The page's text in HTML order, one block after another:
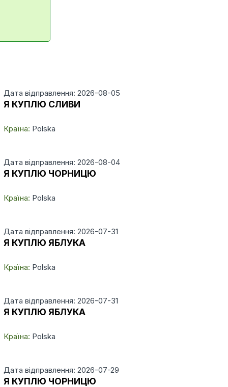
Дата відправлення: 2026-08-05
Я КУПЛЮ СЛИВИ
Країна: Polska
Дата відправлення: 2026-08-04
Я КУПЛЮ ЧОРНИЦЮ
Країна: Polska
Дата відправлення: 2026-07-31
Я КУПЛЮ ЯБЛУКА
Країна: Polska
Дата відправлення: 2026-07-31
Я КУПЛЮ ЯБЛУКА
Країна: Polska
Дата відправлення: 2026-07-29
Я КУПЛЮ ЧОРНИЦЮ